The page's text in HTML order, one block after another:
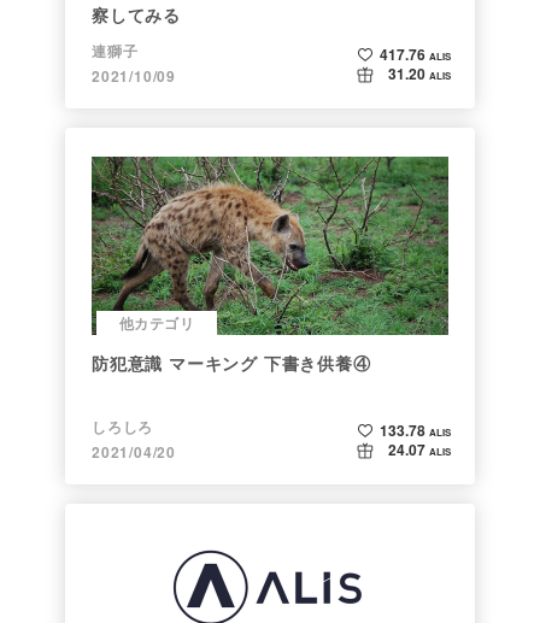
察してみる
連獅子
2021/10/09
417.76 ALIS
31.20 ALIS
他カテゴリ
防犯意識 マーキング 下書き供養④
しろしろ
2021/04/20
133.78 ALIS
24.07 ALIS